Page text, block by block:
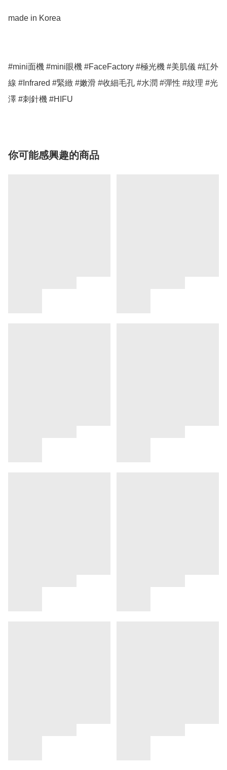
made in Korea
#mini面機 #mini眼機 #FaceFactory #極光機 #美肌儀 #紅外
線 #Infrared #緊緻 #嫩滑 #收細毛孔 #水潤 #彈性 #紋理 #光
澤 #刺針機 #HIFU
你可能感興趣的商品